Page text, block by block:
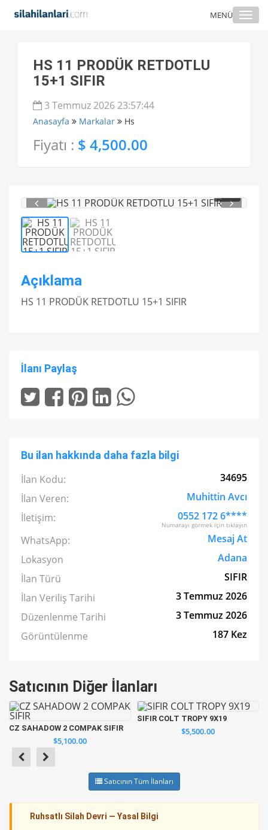
MENÜ
HS 11 PRODÜK RETDOTLU
15+1 SIFIR
3 Temmuz 2026 23:57:44
Anasayfa Markalar Hs
Fiyatı : $ 4,500.00
1/ 2
Açıklama
HS 11 PRODÜK RETDOTLU 15+1 SIFIR
İlanı Paylaş
Bu ilan hakkında daha fazla bilgi
İlan Kodu:
34695
İlan Veren:
Muhittin Avcı
İletişim:
0552 172 6****
Numarayı görmek için tıklayın
WhatsApp:
Mesaj At
Lokasyon
Adana
İlan Türü
SIFIR
İlan Veriliş Tarihi
3 Temmuz 2026
Düzenlenme Tarihi
3 Temmuz 2026
Görüntülenme
187 Kez
Satıcının Diğer İlanları
CZ SAHADOW 2 COMPAK SIFIR
$5,100.00
SIFIR COLT TROPY 9X19
$5,500.00
Satıcının Tüm İlanları
Ruhsatlı Silah Devri — Yasal Bilgi